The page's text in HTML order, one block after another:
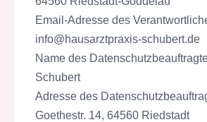
Email-Adresse des
info@hausarztpraxis-schubert.de
Name des
Schubert
Adresse des
Goethestr. 14, 64560 Riedstadt